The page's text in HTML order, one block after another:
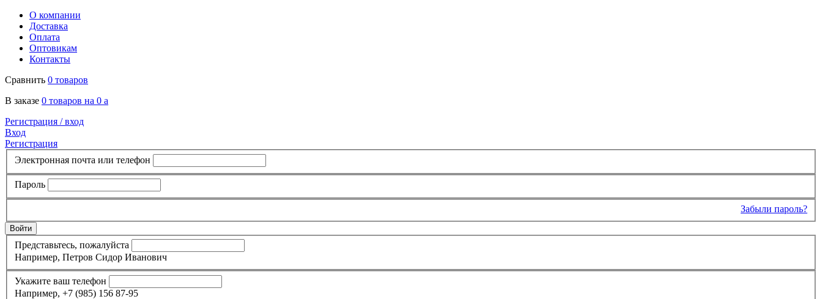
О компании
Доставка
Оплата
Оптовикам
Контакты
Сравнить 0 товаров
В заказе 0 товаров на 0 a
Регистрация /вход
Вход
Регистрация
Электронная почта или телефон
Пароль
Забыли пароль?
Представьтесь, пожалуйста
Например, Петров Сидор Иванович
Укажите ваш телефон
Например, +7 (985) 156 87-95